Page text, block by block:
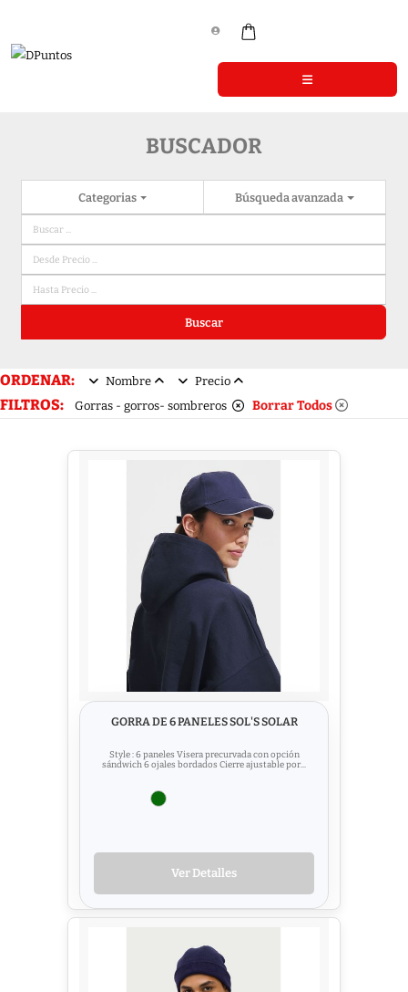
BUSCADOR
Categorias Búsqueda avanzada
Buscar
ORDENAR: Nombre Precio
FILTROS: Gorras - gorros- sombreros Borrar Todos
GORRA DE 6 PANELES SOL'S SOLAR
Style : 6 paneles Visera precurvada con opción
sándwich 6 ojales bordados Cierre ajustable por...
Ver Detalles